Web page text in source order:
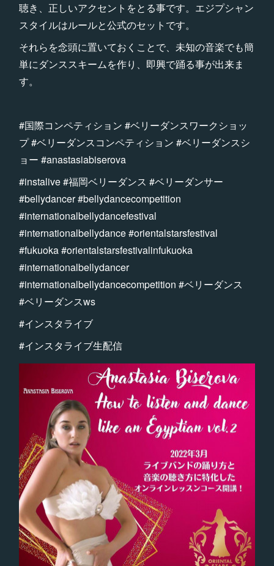
聴き、正しいアクセントをとる事です。エジプシャン
スタイルはルールと公式のセットです。
それらを念頭に置いておくことで、未知の音楽でも簡
単にダンススキームを作り、即興で踊る事が出来ま
す。
#国際コンペティション #ベリーダンスワークショッ
プ #ベリーダンスコンペティション #ベリーダンスシ
ョー #anastasiabiserova
#instalive #福岡ベリーダンス #ベリーダンサー
#bellydancer #bellydancecompetition
#internationalbellydancefestival
#internationalbellydance #orientalstarsfestival
#fukuoka #orientalstarsfestivalinfukuoka
#internationalbellydancer
#internationalbellydancecompetition #ベリーダンス
#ベリーダンスws
#インスタライブ
#インスタライブ生配信